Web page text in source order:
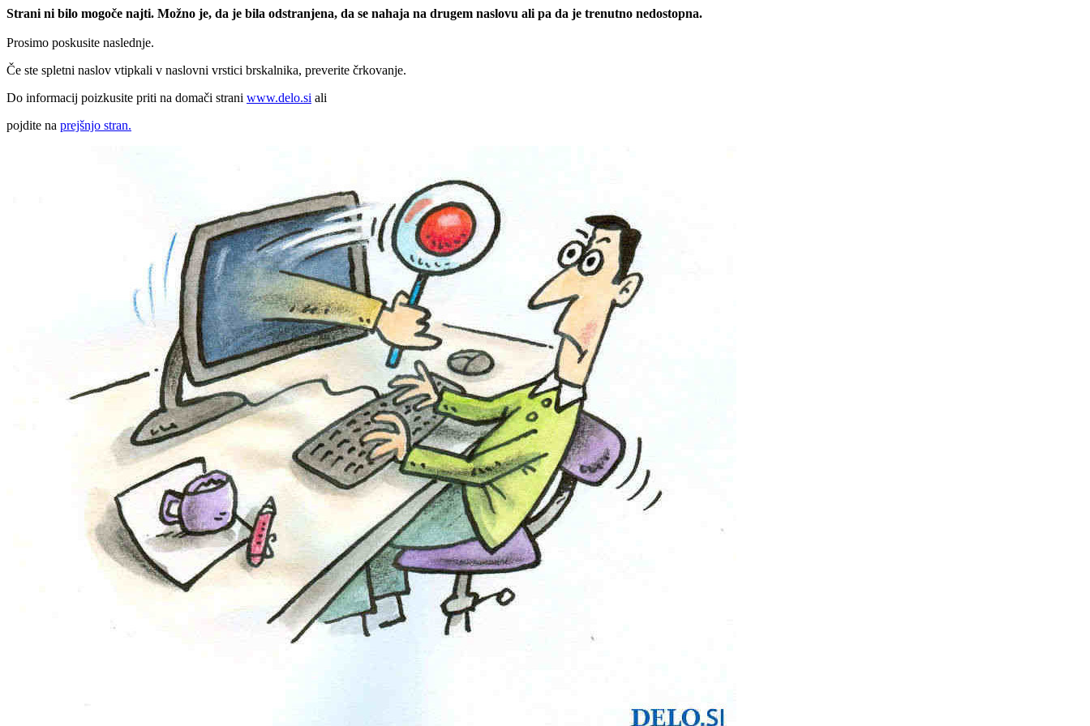
Strani ni bilo mogoče najti. Možno je, da je bila odstranjena, da se nahaja na drugem naslovu ali pa da je trenutno nedostopna.
Prosimo poskusite naslednje.
Če ste spletni naslov vtipkali v naslovni vrstici brskalnika, preverite črkovanje.
Do informacij poizkusite priti na domači strani www.delo.si ali
pojdite na prejšnjo stran.